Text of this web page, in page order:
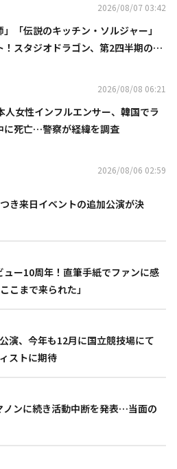
2026/08/07 03:42
」「伝説のキッチン・ソルジャー」
！スタジオドラゴン、第2四半期の売
2026/08/08 06:21
人女性インフルエンサー、韓国でラ
に死亡…警察が経緯を調査
2026/08/06 02:59
き来日イベントの追加公演が決
ュー10周年！直筆手紙でファンに感
こまで来られた」
公演、今年も12月に国立競技場にて
ストに期待
ノンに続き活動中断を発表…当面の